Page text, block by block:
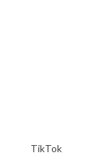
TikTok